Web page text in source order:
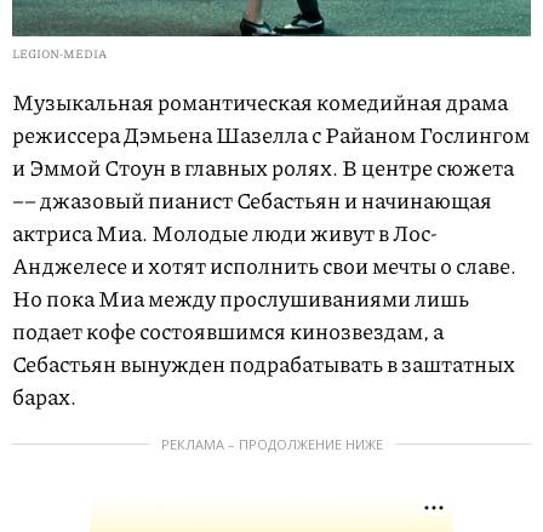
LEGION-MEDIA
Музыкальная романтическая комедийная драма
режиссера Дэмьена Шазелла с Райаном Гослингом
и Эммой Стоун в главных ролях. В центре сюжета
–– джазовый пианист Себастьян и начинающая
актриса Миа. Молодые люди живут в Лос-
Анджелесе и хотят исполнить свои мечты о славе.
Но пока Миа между прослушиваниями лишь
подает кофе состоявшимся кинозвездам, а
Себастьян вынужден подрабатывать в заштатных
барах.
РЕКЛАМА – ПРОДОЛЖЕНИЕ НИЖЕ